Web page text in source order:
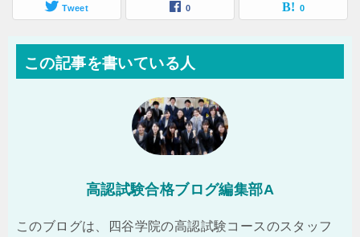
Tweet 0 0
この記事を書いている人
高認試験合格ブログ編集部A
このブログは、四谷学院の高認試験コースのスタッフ